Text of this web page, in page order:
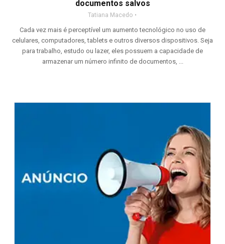
documentos salvos
Tatiana Macedo
Cada vez mais é perceptível um aumento tecnológico no uso de
celulares, computadores, tablets e outros diversos dispositivos. Seja
para trabalho, estudo ou lazer, eles possuem a capacidade de
armazenar um número infinito de documentos, ...